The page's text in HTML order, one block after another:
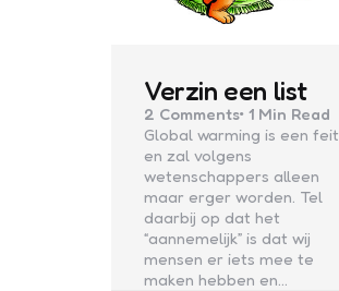
Verzin een list
2 Comments 1 Min Read
Global warming is een feit
en zal volgens
wetenschappers alleen
maar erger worden. Tel
daarbij op dat het
“aannemelijk” is dat wij
mensen er iets mee te
maken hebben en…